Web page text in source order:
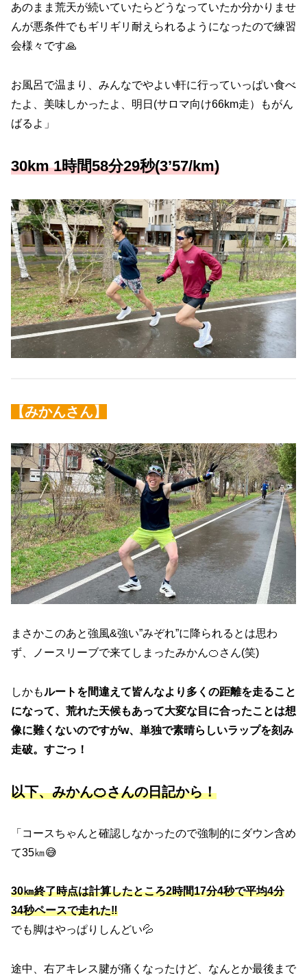
あのまま荒天が続いていたらどうなっていたか分かりませ
んが悪条件でもギリギリ耐えられるようになったので練習
会様々です🙏
お風呂で温まり、みんなでやよい軒に行っていっぱい食べ
たよ、美味しかったよ、明日(サロマ向け66km走）もがん
ばるよ」
30km 1時間58分29秒(3’57/km)
【みかんさん】
まさかこのあと強風&強い”みぞれ”に降られるとは思わ
ず、ノースリーブで来てしまったみかん🍊さん(笑)
しかもルートを間違えて皆んなより多くの距離を走ること
になって、荒れた天候もあって大変な目に合ったことは想
像に難くないのですがw、単独で素晴らしいラップを刻み
走破。すごっ！
以下、みかん🍊さんの日記から！
「コースちゃんと確認しなかったので強制的にダウン含め
て35㎞😅
30㎞終了時点は計算したところ2時間17分4秒で平均4分
34秒ペースで走れた‼︎
でも脚はやっぱりしんどい💦
途中、右アキレス腱が痛くなったけど、なんとか最後まで